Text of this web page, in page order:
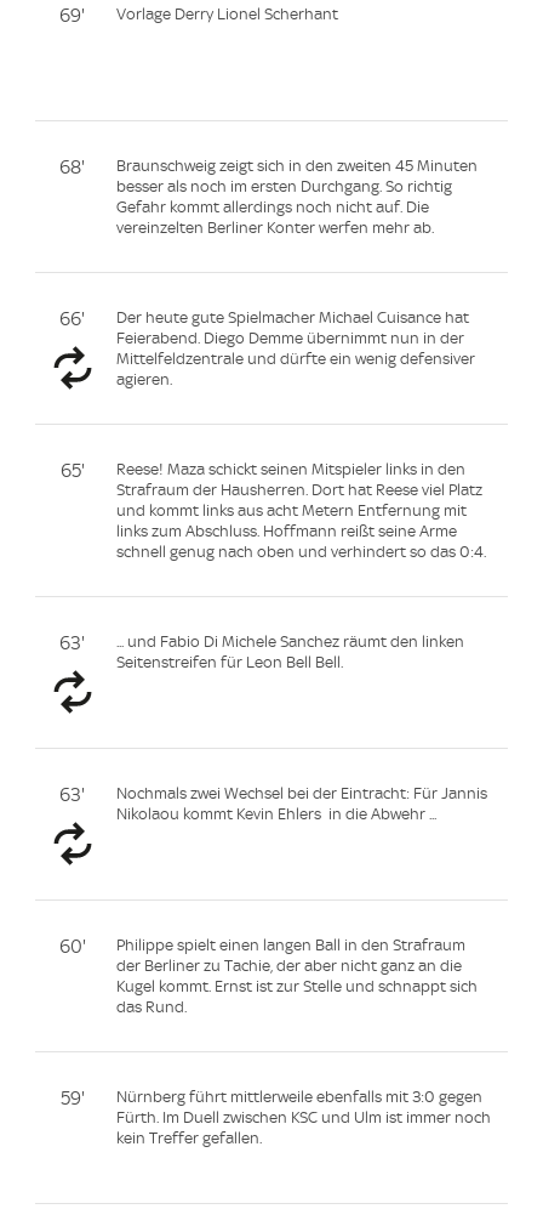
69' Vorlage Derry Lionel Scherhant
68'
Braunschweig zeigt sich in den zweiten 45 Minuten
besser als noch im ersten Durchgang. So richtig
Gefahr kommt allerdings noch nicht auf. Die
vereinzelten Berliner Konter werfen mehr ab.
66'
Der heute gute Spielmacher Michael Cuisance hat
Feierabend. Diego Demme übernimmt nun in der
Mittelfeldzentrale und dürfte ein wenig defensiver
agieren.
65'
Reese! Maza schickt seinen Mitspieler links in den
Strafraum der Hausherren. Dort hat Reese viel Platz
und kommt links aus acht Metern Entfernung mit
links zum Abschluss. Hoffmann reißt seine Arme
schnell genug nach oben und verhindert so das 0:4.
63'
... und Fabio Di Michele Sanchez räumt den linken
Seitenstreifen für Leon Bell Bell.
63'
Nochmals zwei Wechsel bei der Eintracht: Für Jannis
Nikolaou kommt Kevin Ehlers in die Abwehr ...
60'
Philippe spielt einen langen Ball in den Strafraum
der Berliner zu Tachie, der aber nicht ganz an die
Kugel kommt. Ernst ist zur Stelle und schnappt sich
das Rund.
59'
Nürnberg führt mittlerweile ebenfalls mit 3:0 gegen
Fürth. Im Duell zwischen KSC und Ulm ist immer noch
kein Treffer gefallen.